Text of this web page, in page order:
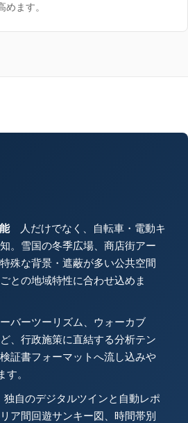
めます。
人だけでなく、自転車・電動キ
。雪国の冬季広場、商店街アー
殊な背景・遮蔽が多い公共空間
との地域特性に合わせ込めま
ーツーリズム、ウォーカブ
、行政施策に直結する分析テン
証書フォーマットへ流し込みや
。
独自のデジタルツインと自動レポ
ア間回遊サンキー図、時間帯別